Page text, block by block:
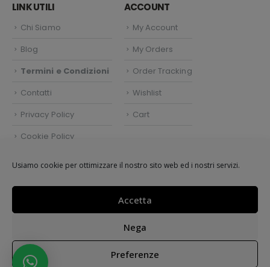
Usiamo cookie per ottimizzare il nostro sito web ed i nostri servizi.
Accetta
Nega
Preferenze
LINK UTILI
Chi Siamo
Blog
Termini e Condizioni
Contatti
Privacy Policy
Cookie Policy
ACCOUNT
My Account
My Orders
Order Tracking
Wishlist
Cart
© 2021.